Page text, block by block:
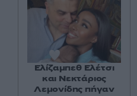
Ελίζαμπεθ Ελέτσι
και Νεκτάριος
Λεμονίδης πήγαν